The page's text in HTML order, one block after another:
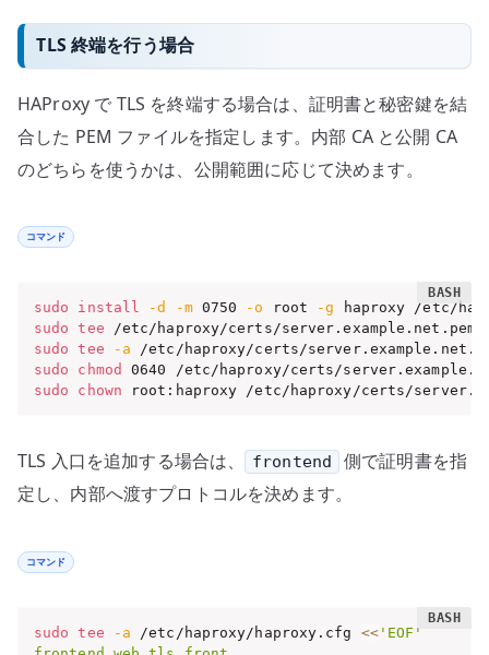
TLS 終端を行う場合
HAProxy で TLS を終端する場合は、証明書と秘密鍵を結
合した PEM ファイルを指定します。内部 CA と公開 CA
のどちらを使うかは、公開範囲に応じて決めます。
コマンド
sudo install -d -m 0750 -o root
-g
sudo
tee /etc/haproxy/certs/server.example.net.pem
sudo
tee -a /etc/haproxy/certs/
sudo
chmod
sudo
chown root:haproxy /etc/haproxy/certs/
TLS 入口を追加する場合は、 frontend
側で証明書を指
定し、内部へ渡すプロトコルを決めます。
コマンド
sudo tee -a /etc/haproxy/haproxy.cfg <<'EOF'